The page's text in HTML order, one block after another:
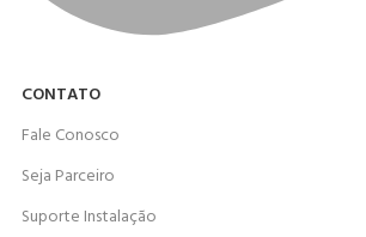
CONTATO
Fale Conosco
Seja Parceiro
Suporte Instalação